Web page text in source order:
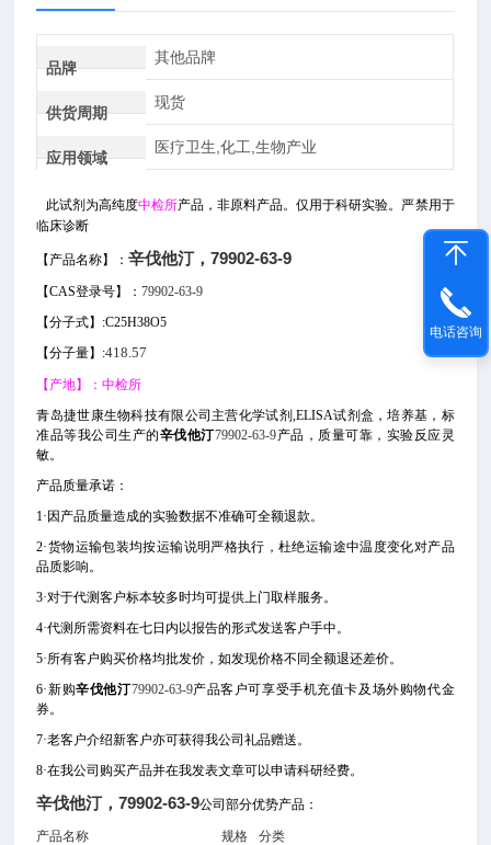
品牌
其他品牌
供货周期
现货
应用领域
医疗卫生,化工,生物产业
此试剂为高纯度中检所产品，非原料产品。仅用于科研实验。严禁用于
临床诊断
【产品名称】：辛伐他汀，79902-63-9
【CAS登录号】：79902-63-9
【分子式】:C25H38O5
【分子量】:418.57
【产地】：中检所
青岛捷世康生物科技有限公司主营化学试剂,ELISA试剂盒，培养基，标
准品等我公司生产的辛伐他汀79902-63-9产品，质量可靠，实验反应灵
敏。
产品质量承诺：
1·因产品质量造成的实验数据不准确可全额退款。
2·货物运输包装均按运输说明严格执行，杜绝运输途中温度变化对产品
品质影响。
3·对于代测客户标本较多时均可提供上门取样服务。
4·代测所需资料在七日内以报告的形式发送客户手中。
5·所有客户购买价格均批发价，如发现价格不同全额退还差价。
6·新购辛伐他汀79902-63-9产品客户可享受手机充值卡及场外购物代金
券。
7·老客户介绍新客户亦可获得我公司礼品赠送。
8·在我公司购买产品并在我发表文章可以申请科研经费。
辛伐他汀，79902-63-9公司部分优势产品：
产品名称 规格
分类
电话咨询